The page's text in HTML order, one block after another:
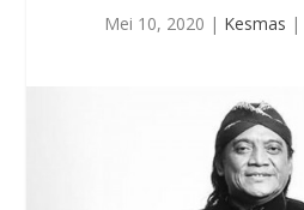
Mei 10, 2020 | Kesmas |